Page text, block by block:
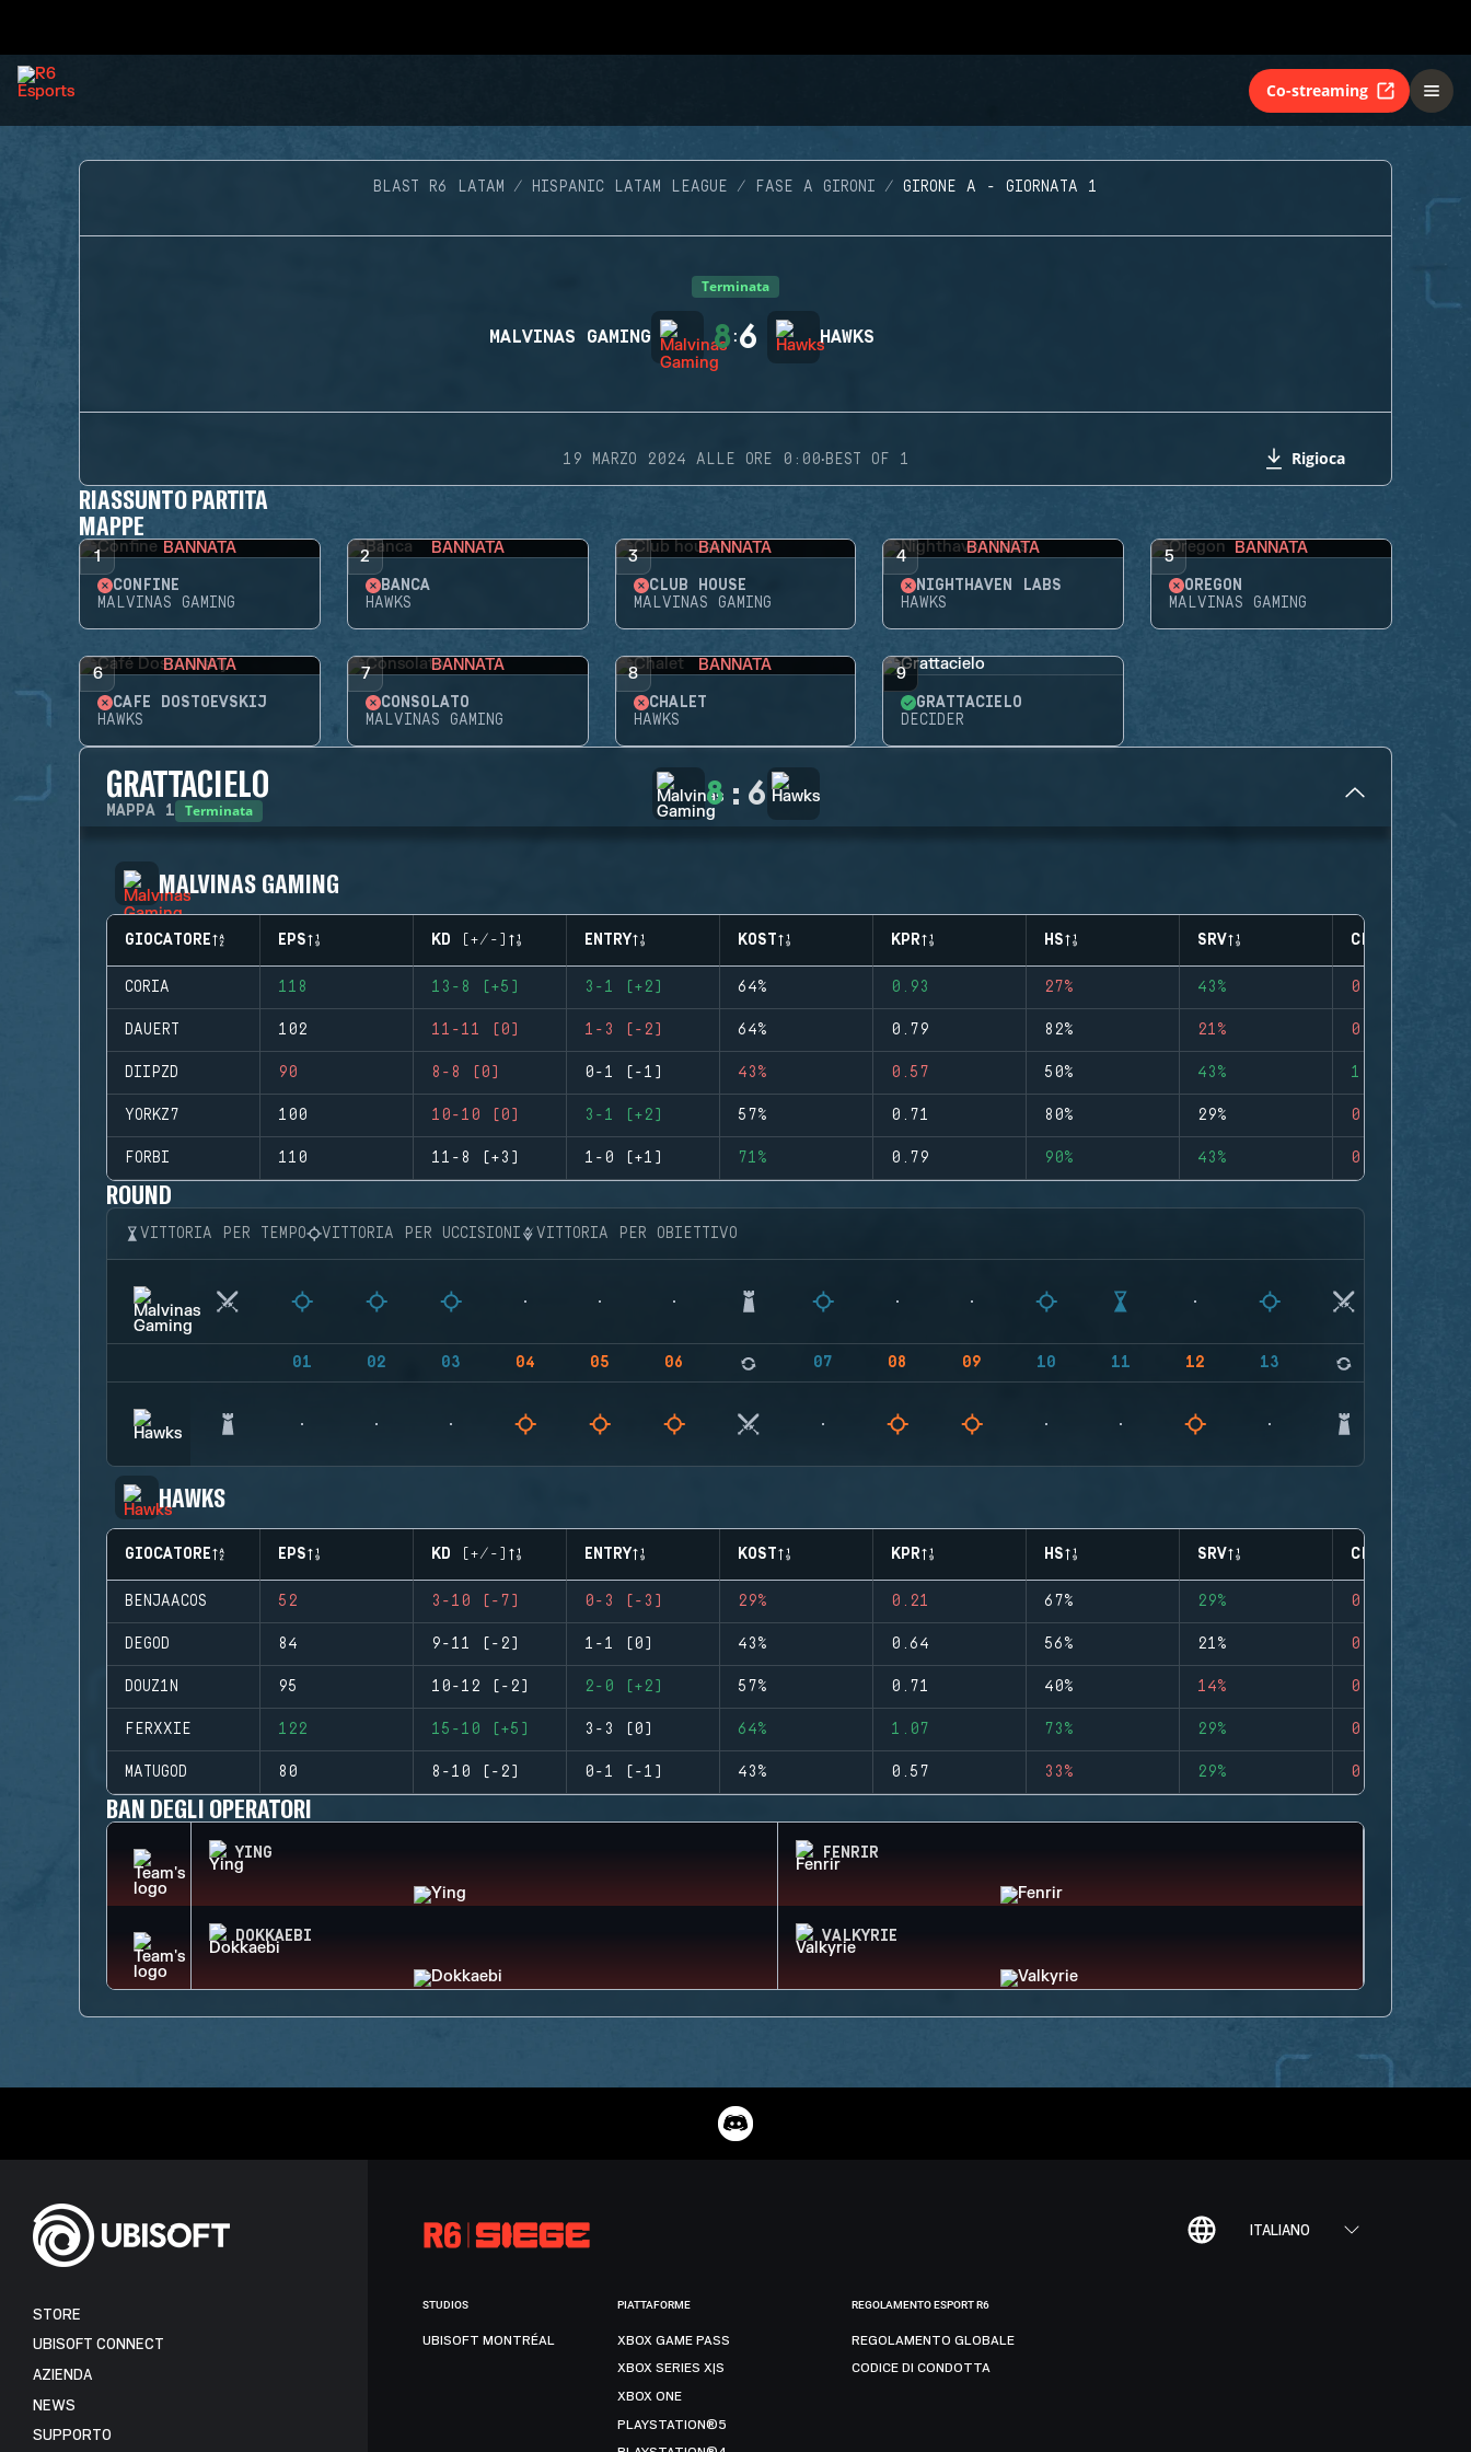
Co-streaming
BLAST R6 LATAM HISPANIC LATAM LEAGUE FASE A GIRONI GIRONE A - GIORNATA 1
Terminata
MALVINAS GAMING 8 :6 HAWKS
19 MARZO 2024 ALLE ORE 0:00·BEST OF 1 Rigioca
RIASSUNTO PARTITA
MAPPE
1 BANNATA
CONFINE
MALVINAS GAMING
2 BANNATA
BANCA
HAWKS
3 BANNATA
CLUB HOUSE
MALVINAS GAMING
4 BANNATA
NIGHTHAVEN LABS
HAWKS
5 BANNATA
OREGON
MALVINAS GAMING
6 BANNATA
CAFÉ DOSTOEVSKIJ
HAWKS
7 BANNATA
CONSOLATO
MALVINAS GAMING
8 BANNATA
CHALET
HAWKS
9
GRATTACIELO
DECIDER
GRATTACIELO
MAPPA 1 Terminata 8 : 6
MALVINAS GAMING
GIOCATORE EPS KD (+/-) ENTRY KOST KPR HS SRV CLUTCHES
CORIA 118 13-8 (+5) 3-1 (+2) 64% 0.93 27% 43% 0
DAUERT 102 11-11 (0) 1-3 (-2) 64% 0.79 82% 21% 0
DIIPZD 90 8-8 (0) 0-1 (-1) 43% 0.57 50% 43% 1
YORKZ7 100 10-10 (0) 3-1 (+2) 57% 0.71 80% 29% 0
FORBI 110 11-8 (+3) 1-0 (+1) 71% 0.79 90% 43% 0
ROUND
VITTORIA PER TEMPO VITTORIA PER UCCISIONI VITTORIA PER OBIETTIVO
01 02 03 04 05 06 07 08 09 10 11 12 13
HAWKS
GIOCATORE EPS KD (+/-) ENTRY KOST KPR HS SRV CLUTCHES
BENJAACOS 52 3-10 (-7) 0-3 (-3) 29% 0.21 67% 29% 0
DEGOD 84 9-11 (-2) 1-1 (0) 43% 0.64 56% 21% 0
DOUZ1N 95 10-12 (-2) 2-0 (+2) 57% 0.71 40% 14% 0
FERXXIE 122 15-10 (+5) 3-3 (0) 64% 1.07 73% 29% 0
MATUGOD 80 8-10 (-2) 0-1 (-1) 43% 0.57 33% 29% 0
BAN DEGLI OPERATORI
YING FENRIR
DOKKAEBI VALKYRIE
ITALIANO
STORE
UBISOFT CONNECT
AZIENDA
NEWS
SUPPORTO
STUDIOS
UBISOFT MONTRÉAL
PIATTAFORME
XBOX GAME PASS
XBOX SERIES X|S
XBOX ONE
PLAYSTATION®5
REGOLAMENTO ESPORT R6
REGOLAMENTO GLOBALE
CODICE DI CONDOTTA